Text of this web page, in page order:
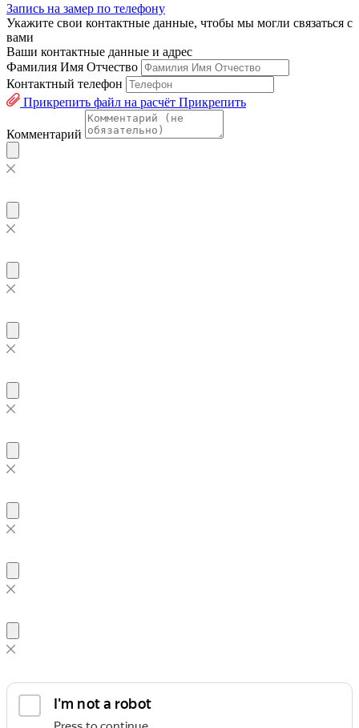
Запись на замер по телефону
Укажите свои контактные данные, чтобы мы могли связаться с
вами
Ваши контактные данные и адрес
Фамилия Имя Отчество
Контактный телефон
Прикрепить файл на расчёт Прикрепить
Комментарий